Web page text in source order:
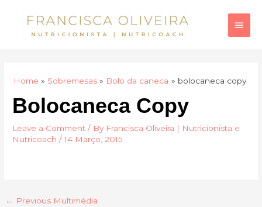
Home Sobremesas Bolo da caneca bolocaneca copy
Bolocaneca Copy
Leave a Comment / By Francisca Oliveira | Nutricionista e
Nutricoach/14 Março, 2015
← Previous Multimédia